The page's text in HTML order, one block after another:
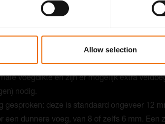
Allow selection
mogelijk óók gevolgen heeft voor de
meer warmte aan dan witte
je dus een zwarte steenstrip op de
gevolgen voor de strakheid van de lijnen.
voegdikte en zijn er mogelijk extra
nodig.
gesproken: deze is standaard ongeveer 12
een dunnere voeg, van 8 of zelfs 6 mm. Een